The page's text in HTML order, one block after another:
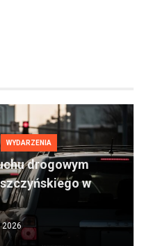
WYDARZENIA
drogowym
w
2026